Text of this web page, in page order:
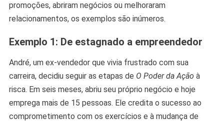
promoções, abriram negócios ou melhoraram
relacionamentos, os exemplos são inúmeros.
Exemplo 1: De estagnado a empreendedor
André, um ex-vendedor que vivia frustrado com sua
carreira, decidiu seguir as etapas de O Poder da Ação à
risca. Em seis meses, abriu seu próprio negócio e hoje
emprega mais de 15 pessoas. Ele credita o sucesso ao
comprometimento com os exercícios e à mudança de